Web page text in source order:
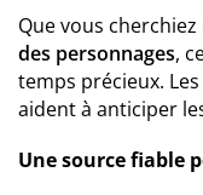
Que vous cherchiez
des personnages,
temps précieux. Les
aident à anticiper
Une source fiable